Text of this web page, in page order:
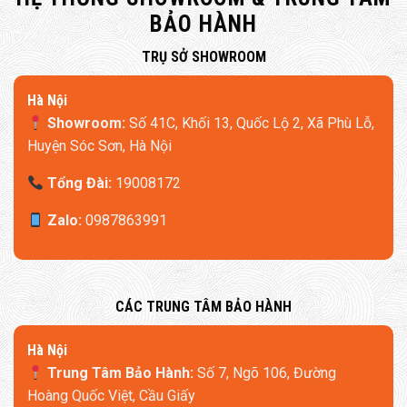
Độ ồn cực thấp – chỉ 32dBBẢO HÀNH
​TRỤ SỞ SHOWROOM
Hà Nội
Showroom:Số 41C, Khối 13, Quốc Lộ 2, Xã Phù Lỗ,
Huyện Sóc Sơn, Hà Nội
Tổng Đài:19008172
Zalo:0987863991
​CÁC TRUNG TÂM BẢO HÀNH
​Hà Nội
Trung Tâm Bảo Hành:Số 7, Ngõ 106, Đường
Hoàng Quốc Việt, Cầu Giấy